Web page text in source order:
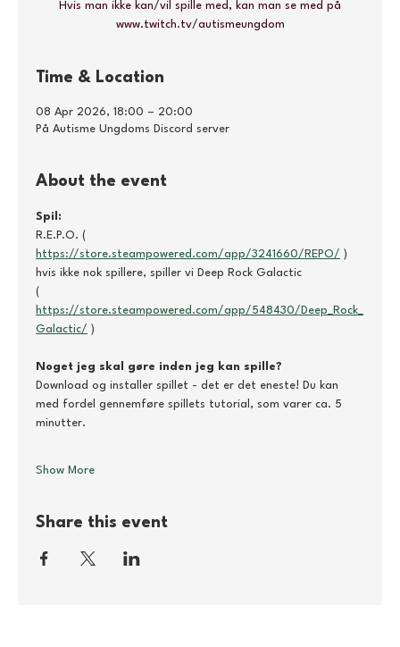
Hvis man ikke kan/vil spille med, kan man se med på
www.twitch.tv/autismeungdom
Time & Location
08 Apr 2026, 18:00 – 20:00
På Autisme Ungdoms Discord server
About the event
Spil:
R.E.P.O. (
https://store.steampowered.com/app/3241660/REPO/ )
hvis ikke nok spillere, spiller vi Deep Rock Galactic
(
https://store.steampowered.com/app/548430/Deep_Rock_
Galactic/ )
Noget jeg skal gøre inden jeg kan spille?
Download og installer spillet - det er det eneste! Du kan
med fordel gennemføre spillets tutorial, som varer ca. 5
minutter.
Show More
Share this event